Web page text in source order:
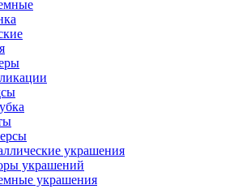
украшения
украшений
украшения